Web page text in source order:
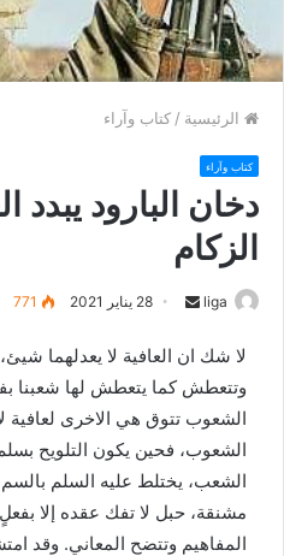
الرئيسية / كتاب وآراء
كتاب وآراء
دخان البارود
الزكام
liga
n
d
a
28 يناير 2021 771
لا شك ان العافية لا يعدلهما
وتتعطش كما يتعطش لها شعبنا
الشعوب تتوق هي الاخرى لعافية
الشعوب، فحين يكون التلويح
الشعب، يختلط عليه السلم
مشنقة، حبل لا تفك عقده إلا
المفاهيم وتتضح المعاني. وقد